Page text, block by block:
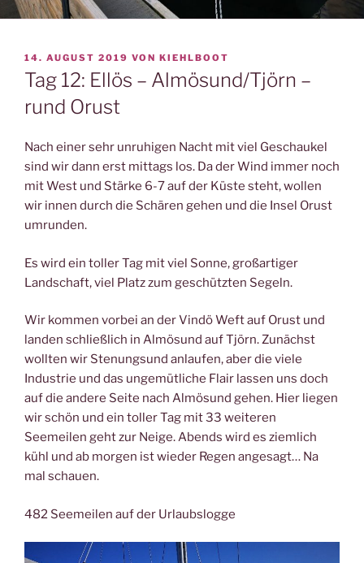
VERÖFFENTLICHT
AM
14. AUGUST 2019 VON KIEHLBOOT
Tag 12: Ellös – Almösund/Tjörn –
rund Orust
Nach einer sehr unruhigen Nacht mit viel Geschaukel
sind wir dann erst mittags los. Da der Wind immer noch
mit West und Stärke 6-7 auf der Küste steht, wollen
wir innen durch die Schären gehen und die Insel Orust
umrunden.
Es wird ein toller Tag mit viel Sonne, großartiger
Landschaft, viel Platz zum geschützten Segeln.
Wir kommen vorbei an der Vindö Weft auf Orust und
landen schließlich in Almösund auf Tjörn. Zunächst
wollten wir Stenungsund anlaufen, aber die viele
Industrie und das ungemütliche Flair lassen uns doch
auf die andere Seite nach Almösund gehen. Hier liegen
wir schön und ein toller Tag mit 33 weiteren
Seemeilen geht zur Neige. Abends wird es ziemlich
kühl und ab morgen ist wieder Regen angesagt… Na
mal schauen.
482 Seemeilen auf der Urlaubslogge